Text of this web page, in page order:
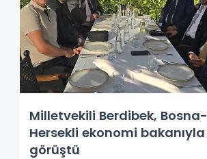
Milletvekili Berdibek, Bosna-
Hersekli ekonomi bakanıyla
görüştü